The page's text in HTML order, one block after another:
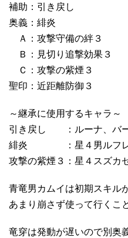
補助：引き戻し
奥義：緋炎
Ａ：攻撃守備の絆３
Ｂ：見切り追撃効果３
Ｃ：攻撃の紫煙３
聖印：近距離防御３
～継承に使用するキャラ～
引き戻し ：ルーナ、バ
緋炎 ：星４男ルフレ
攻撃の紫煙３：星４スズカ
青竜男カムイは初期スキル
あまり崩さず使って行くこ
竜穿は発動が遅いので別奥